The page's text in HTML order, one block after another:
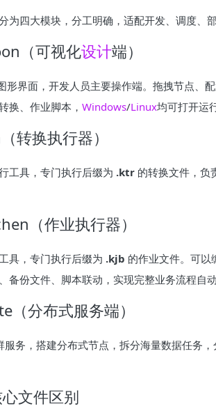
为四大模块，分工明确，适配开发、调度、
（可视化设计端）
形界面，开发人员主要操作端。拖拽节点、
换、作业脚本， Windows/Linux均可打开运行
转换执行器）
工具，专门执行后缀为 .ktr 的转换文件，负
（作业执行器）
具，专门执行后缀为 .kjb 的作业文件。可以
备份文件、脚本联动，实现完整业务流程自动
（分布式服务端）
服务，搭建分布式节点，拆分海量数据任务
文件区别